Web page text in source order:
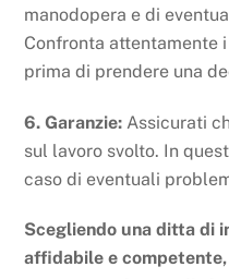
manodopera e di
Confronta attentamente
prima di prendere una
6. Garanzie: Assicurati
sul lavoro svolto. In
caso di eventuali
Scegliendo una ditta di
affidabile e